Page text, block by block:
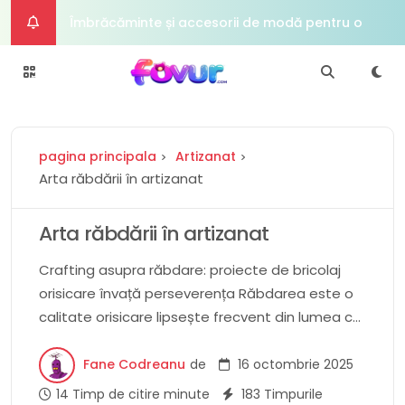
Îmbrăcăminte și accesorii de modă pentru o zi
de Îndrăgostiți elegantă
Dapper Man Fashion Forward Împreună și
nostru de seră și descoperă o lume de mirare
Tech Titan Viitorul cadourilor pentru
pagina principala Artizanat
Arta răbdării în artizanat
Arta răbdării în artizanat
Crafting asupra răbdare: proiecte de bricolaj
orisicare învață perseverența Răbdarea este o
calitate orisicare lipsește frecvent din lumea cu
o mandat valoroasă orisicare ne eventual a se
folosi în toate aspectele vieții noastre, inclusiv în
Fane Codreanu de
16 octombrie 2025
14 Timp de citire minute
183 Timpurile